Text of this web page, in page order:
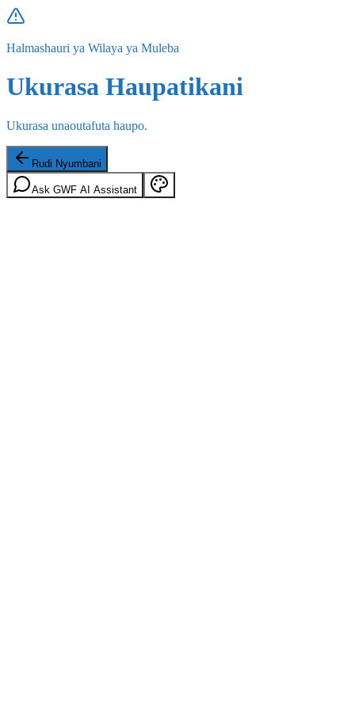
Halmashauri ya Wilaya ya Muleba
Ukurasa Haupatikani
Ukurasa unaoutafuta haupo.
Rudi Nyumbani
Ask GWF AI Assistant